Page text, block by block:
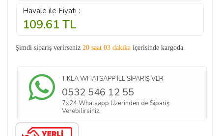
Havale ile Fiyatı :
109.61 TL
Şimdi sipariş verirseniz 20 saat 03 dakika içerisinde kargoda.
TIKLA WHATSAPP İLE SİPARİŞ VER
0532 546 12 55
7x24 Whatsapp Üzerinden de Sipariş
Verebilirsiniz.